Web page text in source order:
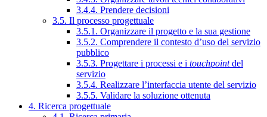
3.4.4. Prendere decisioni
3.5. Il processo progettuale
3.5.1. Organizzare il progetto e la sua gestione
3.5.2. Comprendere il contesto d’uso del servizio
pubblico
3.5.3. Progettare i processi e i touchpointdel
servizio
3.5.4. Realizzare l’interfaccia utente del servizio
3.5.5. Validare la soluzione ottenuta
4. Ricerca progettuale